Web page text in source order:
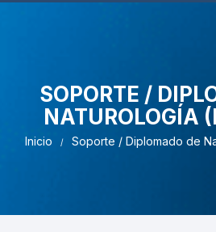
SOPORTE /
NATUROLOGÍA
Inicio Soporte / Diplomado de